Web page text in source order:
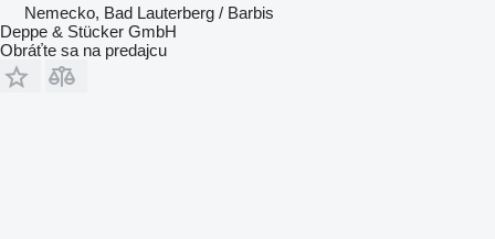
Nemecko, Bad Lauterberg / Barbis
Deppe & Stücker GmbH
Obráťte sa na predajcu